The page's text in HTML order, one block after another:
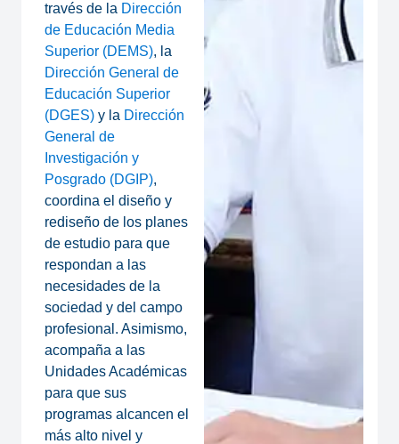
través de la Dirección
de Educación Media
Superior (DEMS), la
Dirección General de
Educación Superior
(DGES) y la Dirección
General de
Investigación y
Posgrado (DGIP),
coordina el diseño y
rediseño de los planes
de estudio para que
respondan a las
necesidades de la
sociedad y del campo
profesional. Asimismo,
acompaña a las
Unidades Académicas
para que sus
programas alcancen el
más alto nivel y